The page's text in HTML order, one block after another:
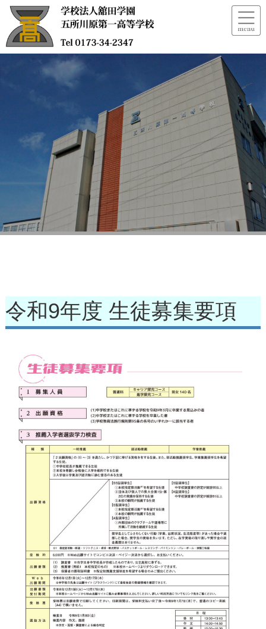
生徒募集要項
令和9年度 生徒募集要項